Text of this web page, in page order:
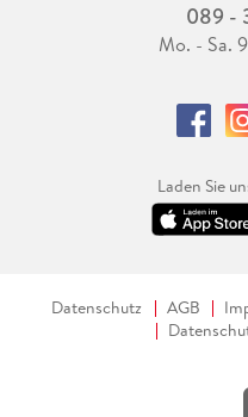
089 -
Mo. - Sa.
Laden Sie
Datenschutz AGB